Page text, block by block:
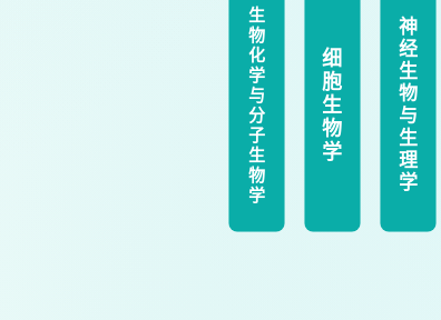
神
经
生
物
与
生
理
学
细
胞
生
物
学
生
物
化
学
与
分
子
生
物
学